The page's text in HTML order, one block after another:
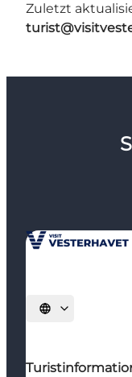
Zuletzt
Sprache auswählen